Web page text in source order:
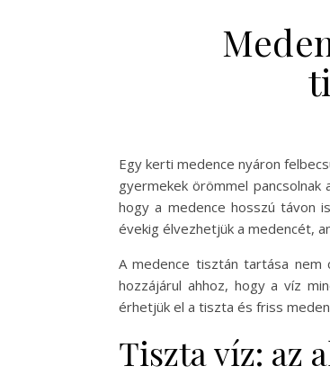
Egy kerti medence nyáron
gyermekek örömmel
hogy a medence hosszú távon
évekig élvezhetjük a medencét,
A medence tisztán tartása nem
hozzájárul ahhoz, hogy a víz
érhetjük el a tiszta és friss
Tiszta víz: az